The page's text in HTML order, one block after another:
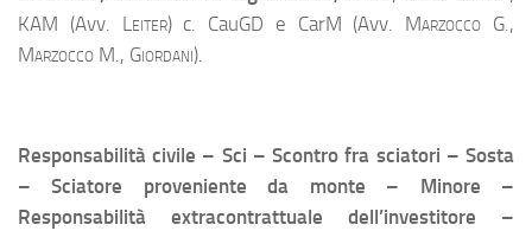
KAM (Avv. Leiter) c. CauGD e CarM (Avv. Marzocco G.,
Marzocco M., Giordani).
Responsabilità civile – Sci – Scontro fra sciatori – Sosta
– Sciatore proveniente da monte – Minore –
Responsabilità extracontrattuale dell’investitore –